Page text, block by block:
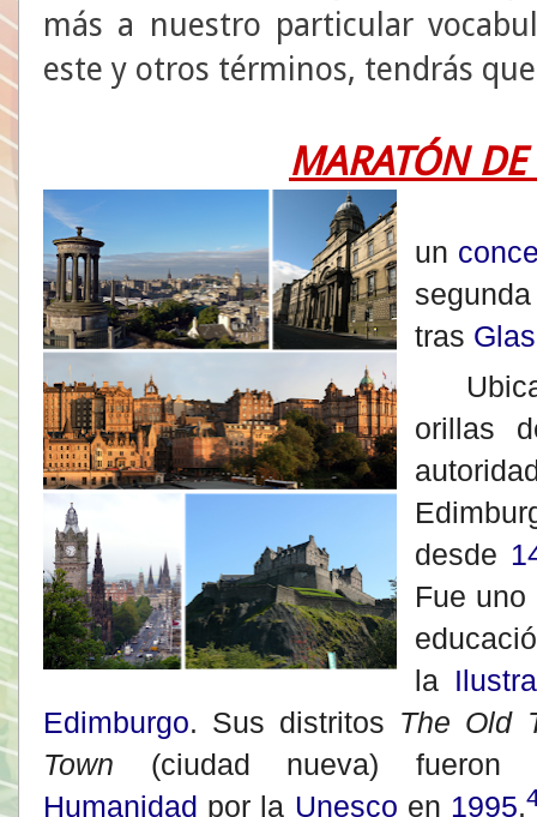
más a nuestro particular
este y otros términos, tendrás
MARATÓN
un
tras
orillas
desde
Fue
la
Edimburgo. Sus distritos The Old
Town (ciudad nueva) fueron
Humanidad por la Unesco en 1995.